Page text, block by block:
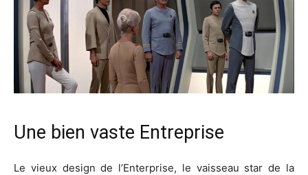
Une bien vaste Entreprise
Le vieux design de l’Enterprise, le vaisseau star de la